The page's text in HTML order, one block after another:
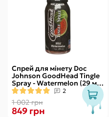
Спрей для мінету Doc
Johnson GoodHead Tingle
Spray - Watermelon (29 мл)
зі стимулювальним
ефектом
2
1 002 грн
849 грн